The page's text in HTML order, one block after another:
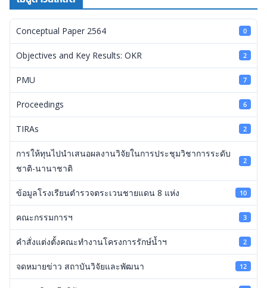
Conceptual Paper 2564 0
Objectives and Key Results: OKR 2
PMU 7
Proceedings 6
TIRAs 2
การให้ทุนไปนำเสนอผลงานวิจัยในการประชุมวิชาการระดับ
ชาติ-นานาชาติ
2
ข้อมูลโรงเรียนตำรวจตระเวนชายแดน 8 แห่ง 10
คณะกรรมการฯ 3
คำสั่งแต่งตั้งคณะทำงานโครงการรักษ์น้ำฯ 2
จดหมายข่าว สถาบันวิจัยและพัฒนา 12